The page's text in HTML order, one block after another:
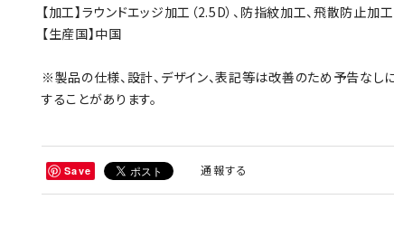
【加工】ラウンドエッジ加工（2.5D）、防指紋加工、飛散防止加工
【生産国】中国
※製品の仕様、設計、デザイン、表記等は改善のため予告なし
することがあります。
Save 通報する